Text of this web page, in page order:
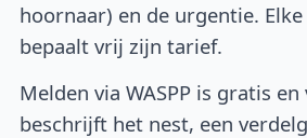
hoornaar) en de urgentie.
bepaalt vrij zijn tarief.
Melden via WASPP is gratis
beschrijft het nest, een